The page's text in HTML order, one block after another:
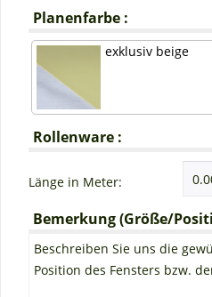
Planenfarbe :
exklusiv beige
Rollenware :
Länge in Meter:
Bemerkung (Größe/
Beschreiben Sie uns die
Position des Fensters bzw.